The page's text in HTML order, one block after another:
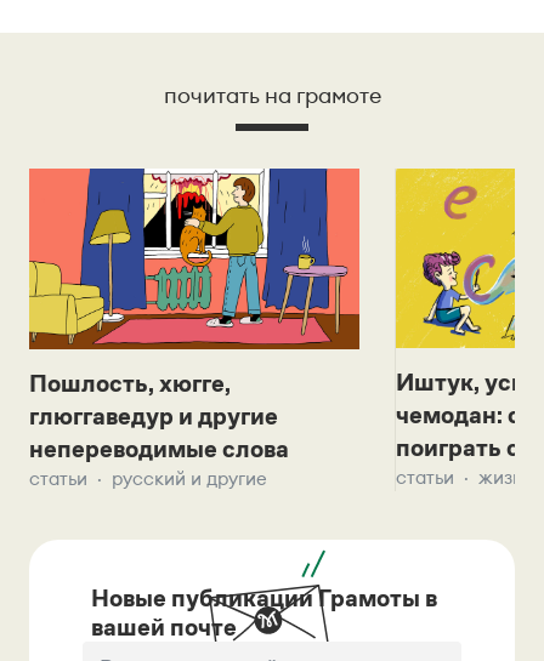
почитать на грамоте
Пошлость, хюгге,
глюггаведур и другие
непереводимые слова
статьи русский и другие
Иштук,
чемодан:
поиграть с
статьи жизнь
Новые публикации Грамоты в
вашей почте